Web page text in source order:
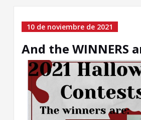
10 de noviembre de 2021
And the WINNERS